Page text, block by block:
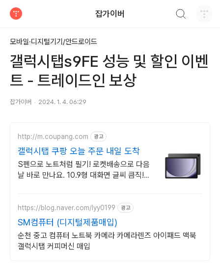
잡가이버
모바일·디지털기기/안드로이드
갤럭시탭s9FE 성능 및 할인 이벤
트 - 트레이드인 보상
잡가이버 2024. 1. 4. 06:29
http://m.coupang.com 광고
갤럭시탭 쿠팡 오늘 주문 내일 도착
S펜으로 노트처럼 필기! 로켓배송으로 다음
날 바로 만나요. 10.9형 대화면 글씨 큼직!
https://blog.naver.com/lyy0199 광고
SM컴퓨터 (디지털제품매입)
순천 중고 컴퓨터 노트북 카메라 카메라렌즈 아이패드 맥북
갤럭시탭 커피머신 매입